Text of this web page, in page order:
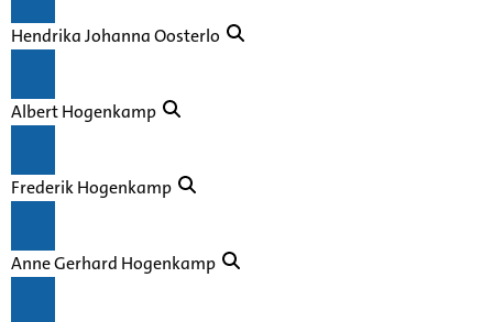
Hendrika Johanna Oosterlo
Albert Hogenkamp
Frederik Hogenkamp
Anne Gerhard Hogenkamp